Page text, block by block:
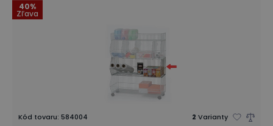
40%
Zľava
Kód tovaru: 584004 2 Varianty